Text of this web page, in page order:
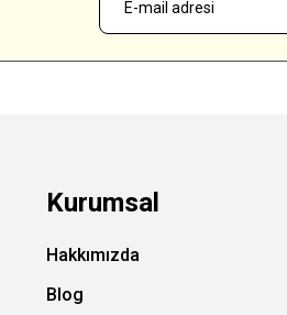
Kurumsal
Hakkımızda
Blog